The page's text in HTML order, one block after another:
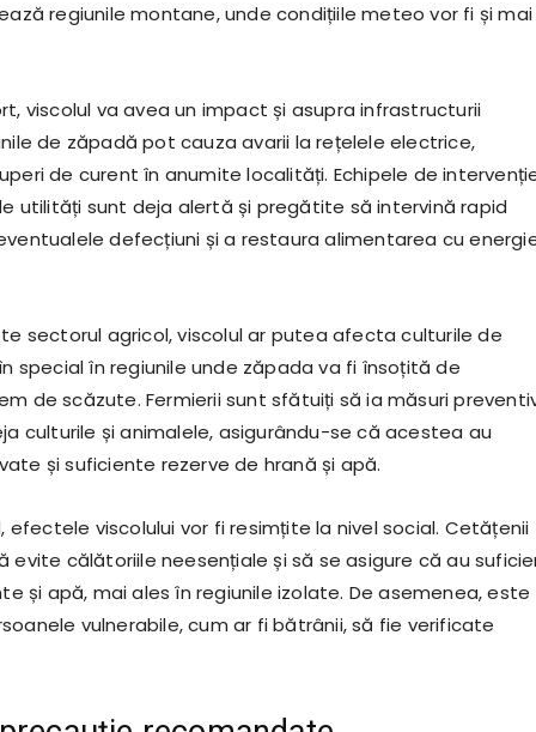
regiunile montane, unde condițiile meteo vor fi și mai
viscolul va avea un impact și asupra infrastructurii
de zăpadă pot cauza avarii la rețelele electrice,
de curent în anumite localități. Echipele de
utilități sunt deja alertă și pregătite să intervină rapid
defecțiuni și a restaura alimentarea cu
sectorul agricol, viscolul ar putea afecta culturile de
special în regiunile unde zăpada va fi însoțită de
de scăzute. Fermierii sunt sfătuiți să ia măsuri
culturile și animalele, asigurându-se că acestea au
și suficiente rezerve de hrană și apă.
efectele viscolului vor fi resimțite la nivel social. Cetățenii
evite călătoriile neesențiale și să se asigure că au
și apă, mai ales în regiunile izolate. De asemenea, este
vulnerabile, cum ar fi bătrânii, să fie verificate